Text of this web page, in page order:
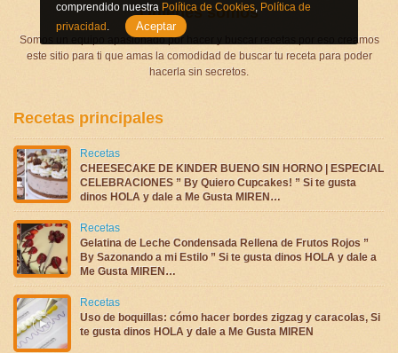
Quienes somos
Somos un equipo apasionado por hacer y buscar recetas por eso creamos
este sitio para ti que amas la comodidad de buscar tu receta para poder
hacerla sin secretos.
Recetas principales
Recetas
CHEESECAKE DE KINDER BUENO SIN HORNO | ESPECIAL
CELEBRACIONES ” By Quiero Cupcakes! ” Si te gusta
dinos HOLA y dale a Me Gusta MIREN…
Recetas
Gelatina de Leche Condensada Rellena de Frutos Rojos ”
By Sazonando a mi Estilo ” Si te gusta dinos HOLA y dale a
Me Gusta MIREN…
Recetas
Uso de boquillas: cómo hacer bordes zigzag y caracolas, Si
te gusta dinos HOLA y dale a Me Gusta MIREN
comprendido nuestra Política de Cookies, Política de
privacidad . Aceptar